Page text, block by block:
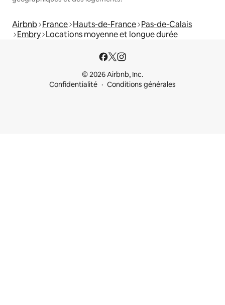
Airbnb France Hauts-de-France Pas-de-Calais
Embry Locations moyenne et longue durée
© 2026 Airbnb, Inc.
Confidentialité
Conditions générales